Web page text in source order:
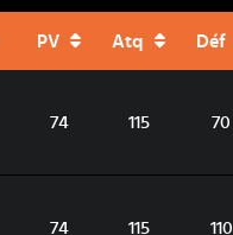
PV Atq Déf
74 115 70
74 115 110